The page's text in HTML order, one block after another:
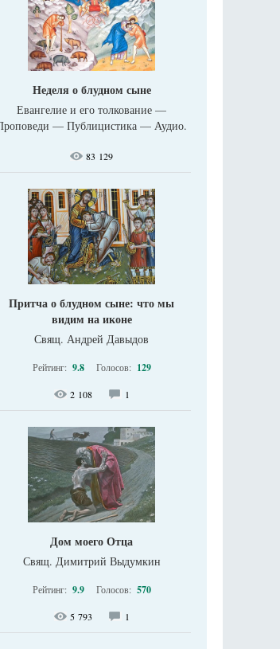
Неделя о блудном сыне
Евангелие и его толкование —
— Публицистика — Аудио.
83 129
Притча о блудном сыне: что мы
видим на иконе
Свящ. Андрей Давыдов
Рейтинг: 9.8 Голосов: 129
2 108 1
Дом моего Отца
Свящ. Димитрий Выдумкин
Рейтинг: 9.9 Голосов: 570
5 793 1